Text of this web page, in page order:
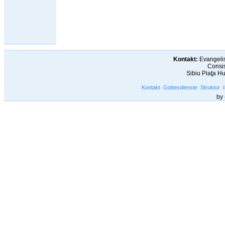
Kontakt:
Sibiu Piaţa
Kontakt Gottesdienste Struktur
by